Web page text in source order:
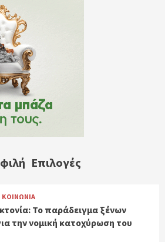
Επιλογές
ΚΟΙΝΩΝΙΑ
Το παράδειγμα ξένων
την νομική κατοχύρωση του